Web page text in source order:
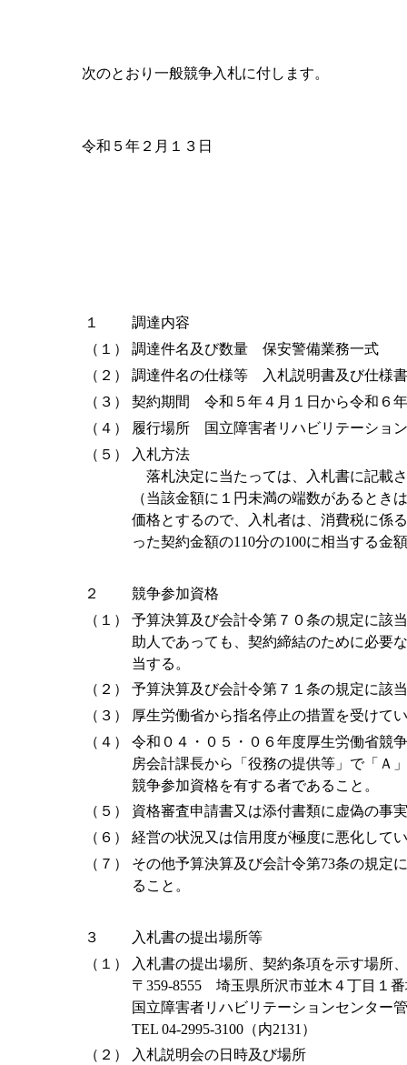
次のとおり一般競争入札に付します。
令和５年２月１３日
１
調達内容
（１）
調達件名及び数量 保安警備業務一式
（２）
調達件名の仕様等 入札説明書及び仕様
（３）
契約期間 令和５年４月１日から令和６
（４）
履行場所 国立障害者リハビリテーショ
（５）
入札方法
落札決定に当たっては、入札書に記載
（当該金額に１円未満の端数があるとき
価格とするので、入札者は、消費税に係
った契約金額の110分の100に相当する金
２
競争参加資格
（１）
予算決算及び会計令第７０条の規定に該
助人であっても、契約締結のために必要
当する。
（２）
予算決算及び会計令第７１条の規定に該
（３）
厚生労働省から指名停止の措置を受けて
（４）
令和０４・０５・０６年度厚生労働省競
房会計課長から「役務の提供等」で「Ａ
競争参加資格を有する者であること。
（５）
資格審査申請書又は添付書類に虚偽の事
（６）
経営の状況又は信用度が極度に悪化して
（７）
その他予算決算及び会計令第73条の規定
ること。
３
入札書の提出場所等
（１）
入札書の提出場所、契約条項を示す場所
〒359-8555 埼玉県所沢市並木４丁目１
国立障害者リハビリテーションセンタ
TEL 04-2995-3100（内2131）
（２）
入札説明会の日時及び場所